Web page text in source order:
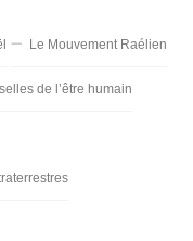
Le Mouvement Raélien
de l’être humain